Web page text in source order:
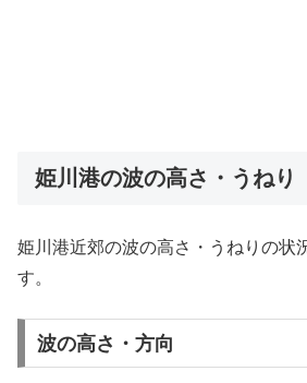
姫川港の波の高さ・うねり
姫川港近郊の波の高さ・うねりの状
す。
波の高さ・方向